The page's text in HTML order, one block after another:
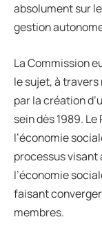
absolument sur
gestion
La Commission
le sujet, à
par la création
sein dès 1989.
l’économie
processus visant
l’économie
faisant
membres.